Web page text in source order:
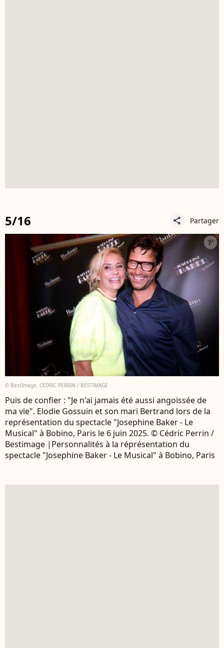
5/16 share Partager
© BestImage, CEDRIC PERRIN / BESTIMAGE
Puis de confier : "Je n'ai jamais été aussi angoissée de
ma vie". Elodie Gossuin et son mari Bertrand lors de la
représentation du spectacle "Josephine Baker - Le
Musical" à Bobino, Paris le 6 juin 2025. © Cédric Perrin /
Bestimage |Personnalités à la réprésentation du
spectacle "Josephine Baker - Le Musical" à Bobino, Paris